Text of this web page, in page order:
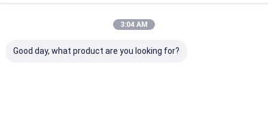
3:04 AM
Good day, what product are you looking for?